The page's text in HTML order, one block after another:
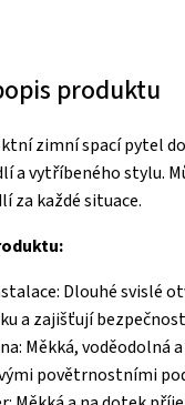
produktu
zimní spací pytel
a vytříbeného stylu.
za každé situace.
Dlouhé svislé
a zajišťují
Měkká,
povětrnostními